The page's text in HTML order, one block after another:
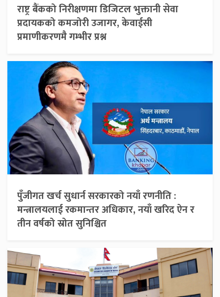
राष्ट्र बैंकको निरीक्षणमा डिजिटल भुक्तानी सेवा
प्रदायकको कमजोरी उजागर, केवाईसी
प्रमाणीकरणमै गम्भीर प्रश्न
पुँजीगत खर्च सुधार्न सरकारको नयाँ रणनीति :
मन्त्रालयलाई रकमान्तर अधिकार, नयाँ खरिद ऐन र
तीन वर्षको स्रोत सुनिश्चित